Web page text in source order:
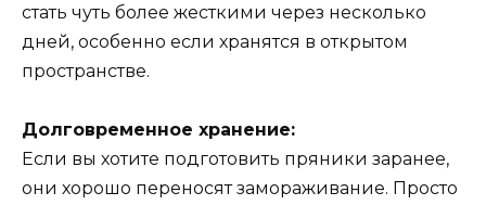
стать чуть более жесткими через несколько
дней, особенно если хранятся в открытом
пространстве.
Долговременное хранение:
Если вы хотите подготовить пряники заранее,
они хорошо переносят замораживание. Просто